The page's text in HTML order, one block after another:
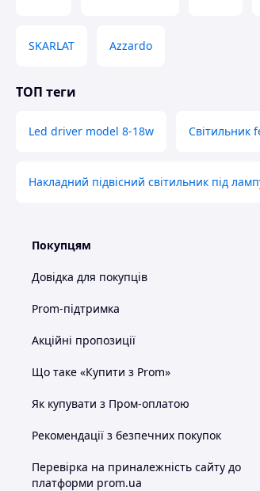
SKARLAT Azzardo
ТОП теги
Led driver model 8-18w Світильник
Накладний підвісний світильник під
Покупцям
Довідка для покупців
Prom-підтримка
Акційні пропозиції
Що таке «Купити з Prom»
Як купувати з Пром-оплатою
Рекомендації з безпечних покупок
Перевірка на приналежність сайту до
платформи prom.ua